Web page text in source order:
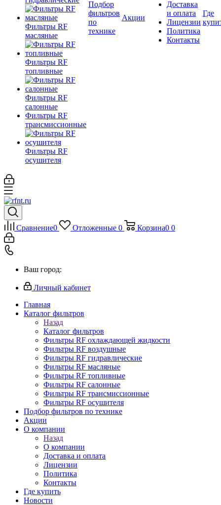
Фильтры RF
масляные
Фильтры RF
топливные
Фильтры RF
салонные
Фильтры RF
трансмиссионные
Фильтры RF
осушителя
Подбор
фильтров
по
технике
Акции
Доставка
и оплата
Лицензии
Политика
Контакты
Где
Сравнение0 Отложенные 0 Корзина0 0
Ваш город:
Личный кабинет
Главная
Каталог фильтров
Назад
Каталог фильтров
Фильтры RF охлаждающей жидкости
Фильтры RF воздушные
Фильтры RF гидравлические
Фильтры RF масляные
Фильтры RF топливные
Фильтры RF салонные
Фильтры RF трансмиссионные
Фильтры RF осушителя
Подбор фильтров по технике
Акции
О компании
Назад
О компании
Доставка и оплата
Лицензии
Политика
Контакты
Где купить
Новости